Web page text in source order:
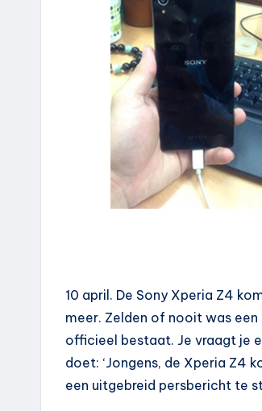
10 april. De Sony Xperia Z4
meer. Zelden of nooit was
officieel bestaat. Je vraagt je
doet: ‘Jongens, de Xperia Z4
een uitgebreid persbericht te